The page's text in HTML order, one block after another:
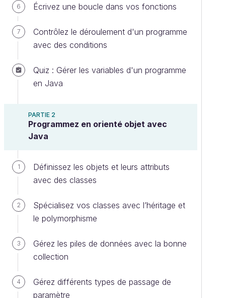
6 Écrivez une boucle dans vos fonctions
7
Contrôlez le déroulement d'un programme
avec des conditions
Quiz : Gérer les variables d'un programme
en Java
PARTIE 2
Programmez en orienté objet avec
Java
1
Définissez les objets et leurs attributs
avec des classes
2
Spécialisez vos classes avec l’héritage et
le polymorphisme
3
Gérez les piles de données avec la bonne
collection
4
Gérez différents types de passage de
paramètre